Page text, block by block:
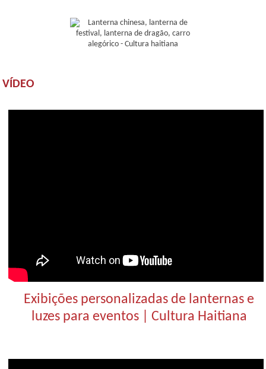
VÍDEO
Exibições personalizadas de lanternas e
luzes para eventos | Cultura Haitiana